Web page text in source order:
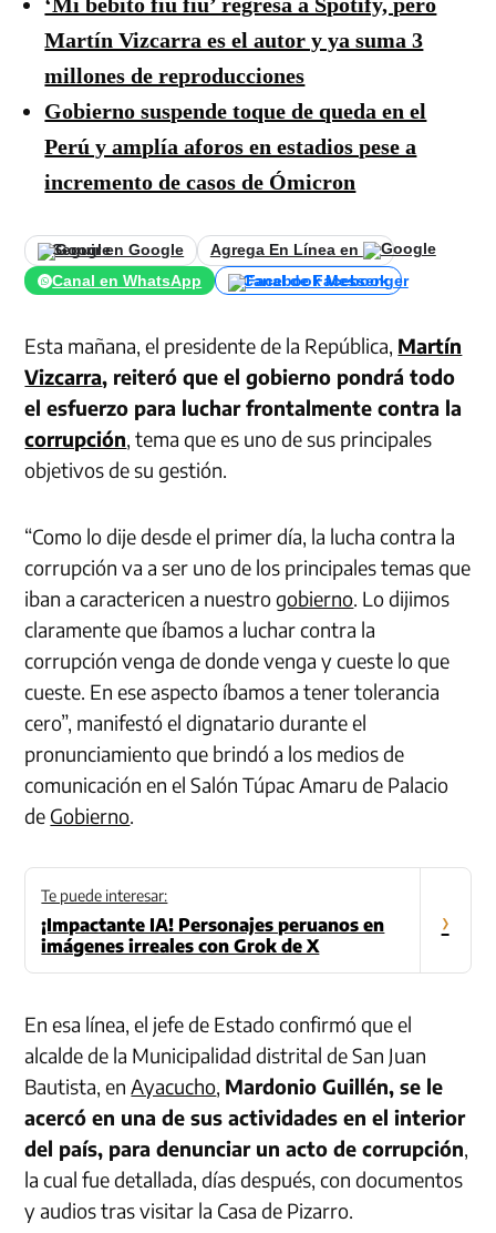
Martín Vizcarra es el autor y ya suma 3
millones de reproducciones
Gobierno suspende toque de queda en el
Perú y amplía aforos en estadios pese a
incremento de casos de Ómicron
Seguir en Google
Agrega En Línea en
Canal en WhatsApp
Canal de Facebook
Esta mañana, el presidente de la República, Martín
Vizcarra, reiteró que el gobierno pondrá todo
el esfuerzo para luchar frontalmente contra la
corrupción, tema que es uno de sus principales
objetivos de su gestión.
“Como lo dije desde el primer día, la lucha contra la
corrupción va a ser uno de los principales temas que
iban a caractericen a nuestrogobierno. Lo dijimos
claramente que íbamos a luchar contra la
corrupción venga de donde venga y cueste lo que
cueste. En ese aspecto íbamos a tener tolerancia
cero”, manifestó el dignatario durante el
pronunciamiento que brindó a los medios de
comunicación en el Salón Túpac Amaru de Palacio
de Gobierno.
Te puede interesar:
¡Impactante IA! Personajes peruanos en
imágenes irreales con Grok de X
›
En esa línea, el jefe de Estado confirmó que el
alcalde de la Municipalidad distrital de San Juan
Bautista, enAyacucho, Mardonio Guillén, se le
acercó en una de sus actividades en el interior
del país, para denunciar un acto de corrupción,
la cual fue detallada, días después, con documentos
y audios tras visitar la Casa de Pizarro.